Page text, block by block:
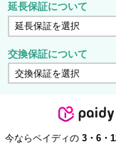
延長保証について
交換保証について
今ならペイディの 3・6・